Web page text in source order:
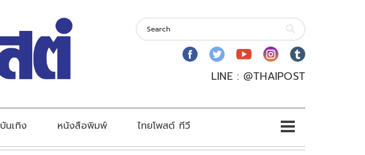
LINE : @THAIPOST
บันเทิง หนังสือพิมพ์ ไทยโพสต์ ทีวี